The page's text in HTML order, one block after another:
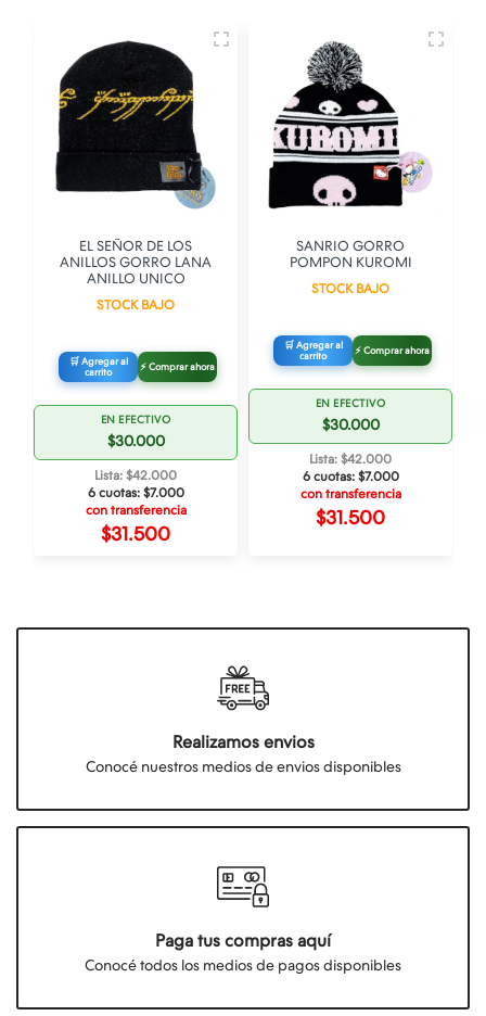
EL SEÑOR DE LOS
ANILLOS GORRO LANA
ANILLO UNICO
STOCK BAJO
🛒 Agregar al
carrito
⚡ Comprar ahora
EN EFECTIVO
$30.000
Lista: $42.000
6 cuotas: $7.000
con transferencia
$31.500
SANRIO GORRO
POMPON KUROMI
STOCK BAJO
🛒 Agregar al
carrito
⚡ Comprar ahora
EN EFECTIVO
$30.000
Lista: $42.000
6 cuotas: $7.000
con transferencia
$31.500
Realizamos envios
Conocé nuestros medios de envios disponibles
Paga tus compras aquí
Conocé todos los medios de pagos disponibles